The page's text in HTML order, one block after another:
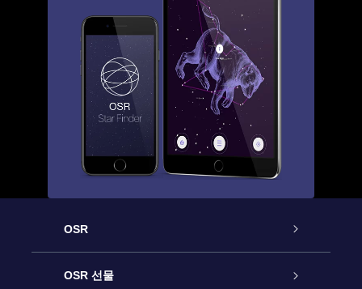
OSR
고객 서비스
OSR 선물